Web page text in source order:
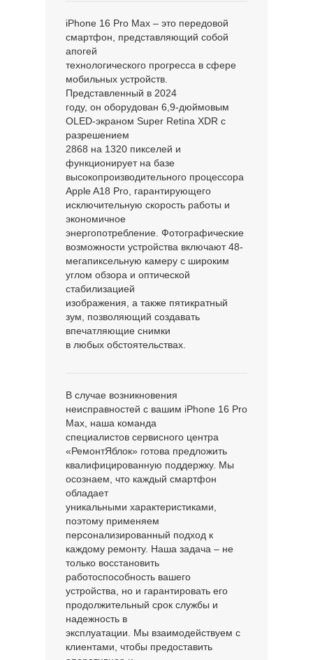
iPhone 16 Pro Max – это передовой
смартфон, представляющий собой
апогей
технологического прогресса в сфере
мобильных устройств.
Представленный в 2024
году, он оборудован 6,9-дюймовым
OLED-экраном Super Retina XDR с
разрешением
2868 на 1320 пикселей и
функционирует на базе
высокопроизводительного процессора
Apple A18 Pro, гарантирующего
исключительную скорость работы и
экономичное
энергопотребление. Фотографические
возможности устройства включают 48-
мегапиксельную камеру с широким
углом обзора и оптической
стабилизацией
изображения, а также пятикратный
зум, позволяющий создавать
впечатляющие снимки
в любых обстоятельствах.
В случае возникновения
неисправностей с вашим iPhone 16 Pro
Max, наша команда
специалистов сервисного центра
«РемонтЯблок» готова предложить
квалифицированную поддержку. Мы
осознаем, что каждый смартфон
обладает
уникальными характеристиками,
поэтому применяем
персонализированный подход к
каждому ремонту. Наша задача – не
только восстановить
работоспособность вашего
устройства, но и гарантировать его
продолжительный срок службы и
надежность в
эксплуатации. Мы взаимодействуем с
клиентами, чтобы предоставить